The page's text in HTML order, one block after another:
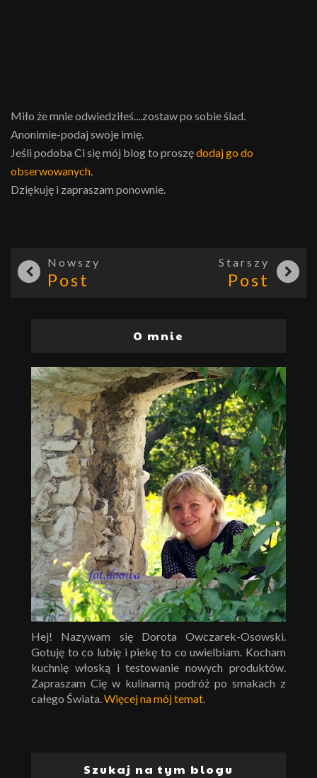
Miło że mnie odwiedziłeś....zostaw po sobie ślad.
Anonimie-podaj swoje imię.
Jeśli podoba Ci się mój blog to proszędodaj go do
obserwowanych.
Dziękuję i zapraszam ponownie.
Nowszy
Post
Starszy
Post
O mnie
Hej! Nazywam się Dorota Owczarek-Osowski.
Gotuję to co lubię i piekę to co uwielbiam. Kocham
kuchnię włoską i testowanie nowych produktów.
Zapraszam Cię w kulinarną podróż po smakach z
całego Świata.Więcej na mój temat.
Szukaj na tym blogu